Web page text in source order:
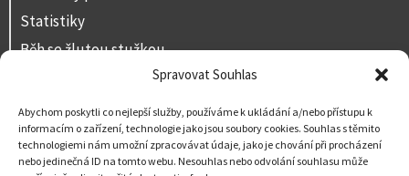
Spravovat Souhlas
Abychom poskytli co nejlepší služby, používáme k ukládání a/nebo přístupu k
informacím o zařízení, technologie jako jsou soubory cookies. Souhlas s těmito
technologiemi nám umožní zpracovávat údaje, jako je chování při procházení
nebo jedinečná ID na tomto webu. Nesouhlas nebo odvolání souhlasu může
Statistiky
Běh se žlutou stužkou
Prohlášení o přístupnosti
Napište nám